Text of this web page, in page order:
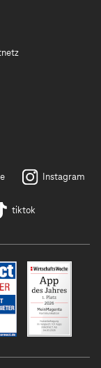
Instagram
tiktok